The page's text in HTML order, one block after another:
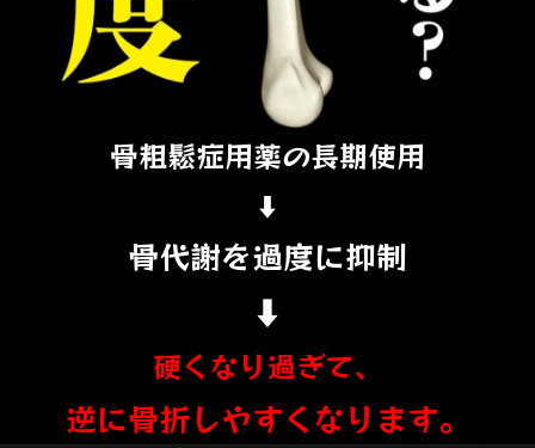
骨粗鬆症用薬の長期使用
⬇︎
骨代謝を過度に抑制
⬇︎
硬くなり過ぎて、
逆に骨折しやすくなります。